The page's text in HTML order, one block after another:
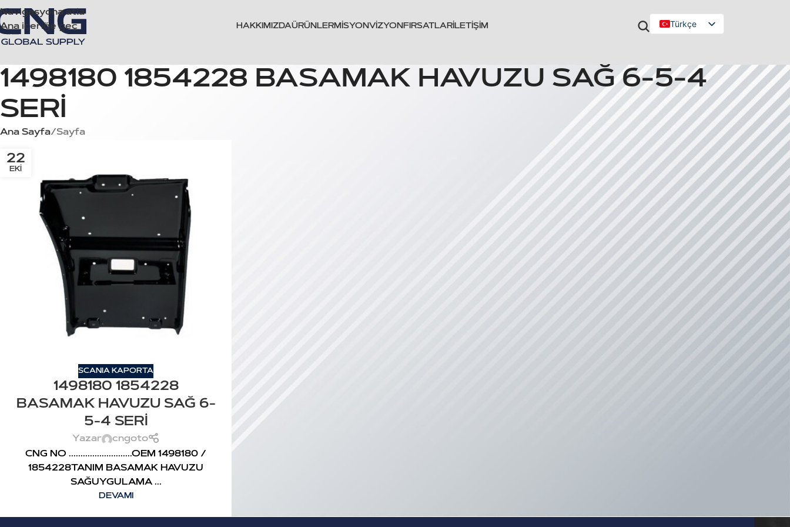
Navigasyona atla
Ana içeriğe geç
HAKKIMIZDAÜRÜNLERMISYON VIZYON FIRSATLARİLETIŞIM
Türkçe
1498180 1854228 BASAMAK HAVUZU SAĞ 6-5-4
SERİ
Ana Sayfa Sayfa
22
EKI
SCANIA KAPORTA
1498180 1854228
BASAMAK HAVUZU SAĞ 6-
5-4 SERİ
Yazar
cngoto
CNG NO ...........................OEM 1498180 /
1854228TANIM BASAMAK HAVUZU
SAĞUYGULAMA ...
DEVAMI